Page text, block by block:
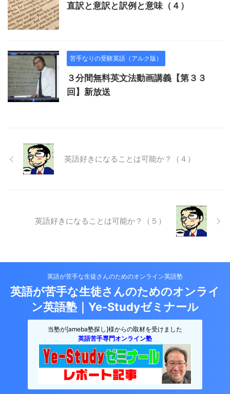
直訳と意訳と訳例と意味（４）
苦手なりの受験英語（アルク版）
３分間無料英文法動画講義【第３３
回】新放送
英語好きになることは可能か？（４）
英語好きになることは可能か？（５）
英語が苦手な生徒さんのためのオンライン英語塾
英語が苦手な生徒さんのためのオンライ
ン英語塾｜Ye-Studyゼミナール
当塾が[ameba塾探し]様からの取材を受けました
英語苦手専門オンライン塾